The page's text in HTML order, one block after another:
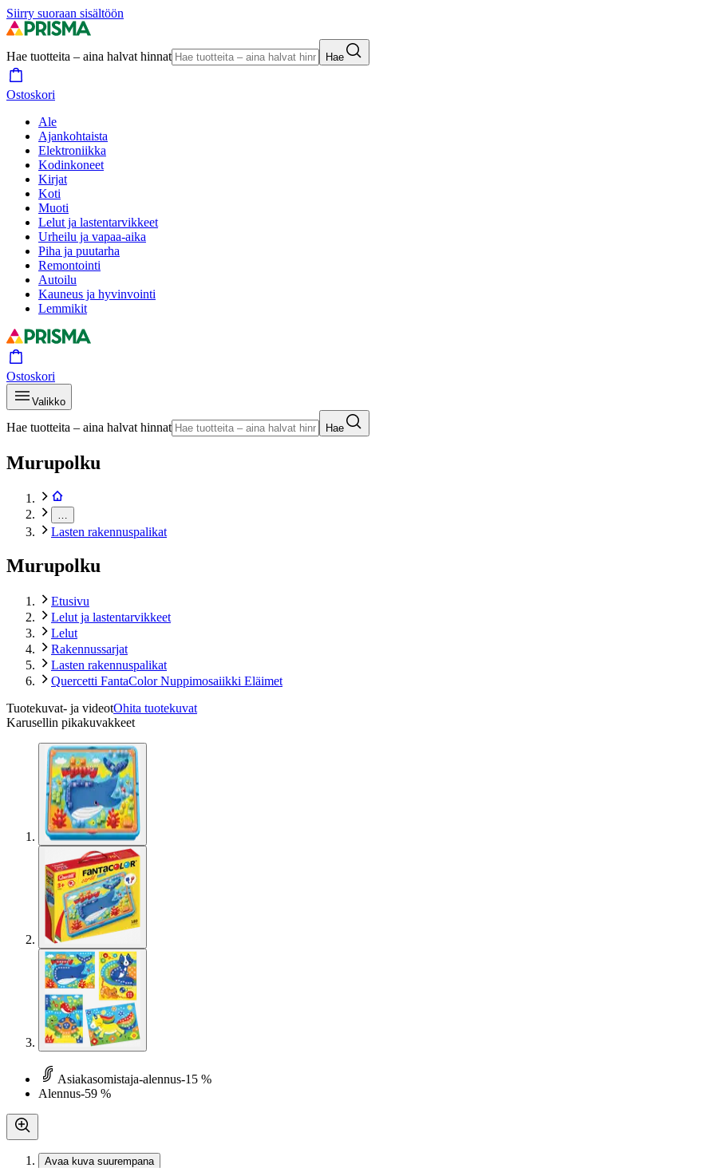
Siirry suoraan sisältöön
Hae tuotteita – aina halvat hinnat Hae
Ostoskori
Ale
Ajankohtaista
Elektroniikka
Kodinkoneet
Kirjat
Koti
Muoti
Lelut ja lastentarvikkeet
Urheilu ja vapaa-aika
Piha ja puutarha
Remontointi
Autoilu
Kauneus ja hyvinvointi
Lemmikit
Ostoskori
Valikko
Hae tuotteita – aina halvat hinnat Hae
Murupolku
Lasten rakennuspalikat
Murupolku
Etusivu
Lelut ja lastentarvikkeet
Lelut
Rakennussarjat
Lasten rakennuspalikat
Quercetti FantaColor Nuppimosaiikki Eläimet
Tuotekuvat- ja videotOhita tuotekuvat
Karusellin pikakuvakkeet
Asiakasomistaja-alennus-15 %
Alennus-59 %
Avaa kuva suurempana